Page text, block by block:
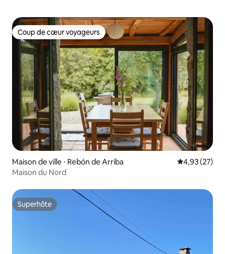
Coup de cœur voyageurs
Coup de cœur voyageurs
Maison de ville ⋅ Rebón de Arriba Évaluation
4,93 (27)
Maison du Nord
Superhôte
Superhôte